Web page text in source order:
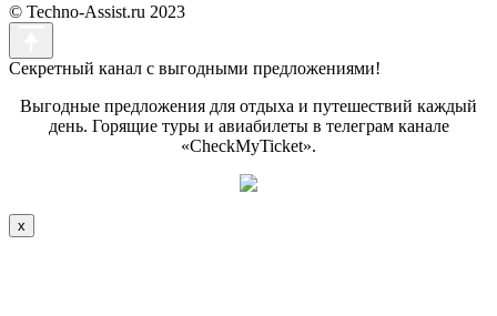
© Techno-Assist.ru 2023
Секретный канал с выгодными предложениями!
Выгодные предложения для отдыха и путешествий каждый
день. Горящие туры и авиабилеты в телеграм канале
«CheckMyTicket».
x